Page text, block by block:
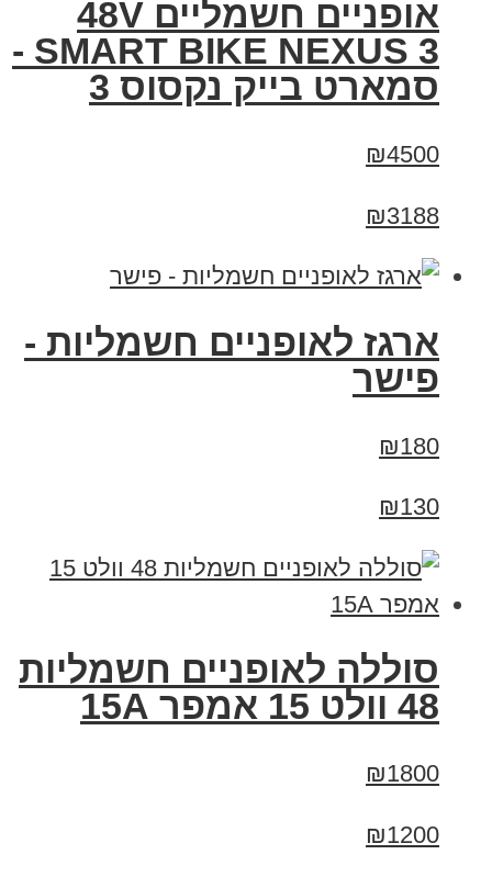
אופניים חשמליים 48V
SMART BIKE NEXUS 3 -
סמארט בייק נקסוס 3
₪4500
₪3188
ארגז לאופניים חשמליות -
פישר
₪180
₪130
סוללה לאופניים חשמליות
48 וולט 15 אמפר 15A
₪1800
₪1200